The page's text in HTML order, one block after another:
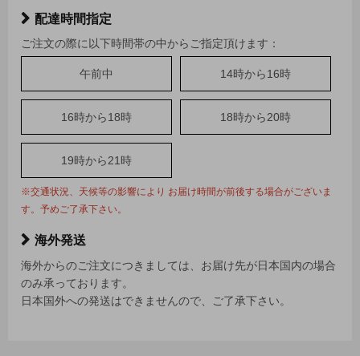
配達時間指定
ご注文の際に以下時間帯の中からご指定頂けます：
午前中 14時から16時
16時から18時 18時から20時
19時から21時
※交通状況、天候等の影響により お届け時間が前後する場合がございま
す。予めご了承下さい。
海外発送
海外からのご注文につきましては、お届け先が日本国内の場合
のみ承っております。
日本国外への発送はできませんので、ご了承下さい。